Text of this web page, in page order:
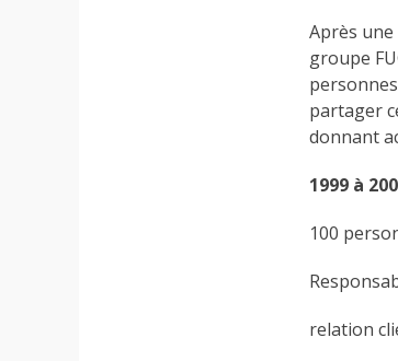
Après une
groupe
partager
donnant
1999 à
100
relation